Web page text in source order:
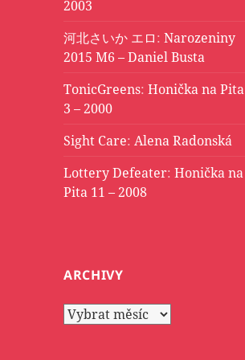
2003
河北さいか エロ:Narozeniny
2015 M6 – Daniel Busta
TonicGreens:Honička na Pita
3 – 2000
Sight Care:Alena Radonská
Lottery Defeater:Honička na
Pita 11 – 2008
ARCHIVY
Archivy